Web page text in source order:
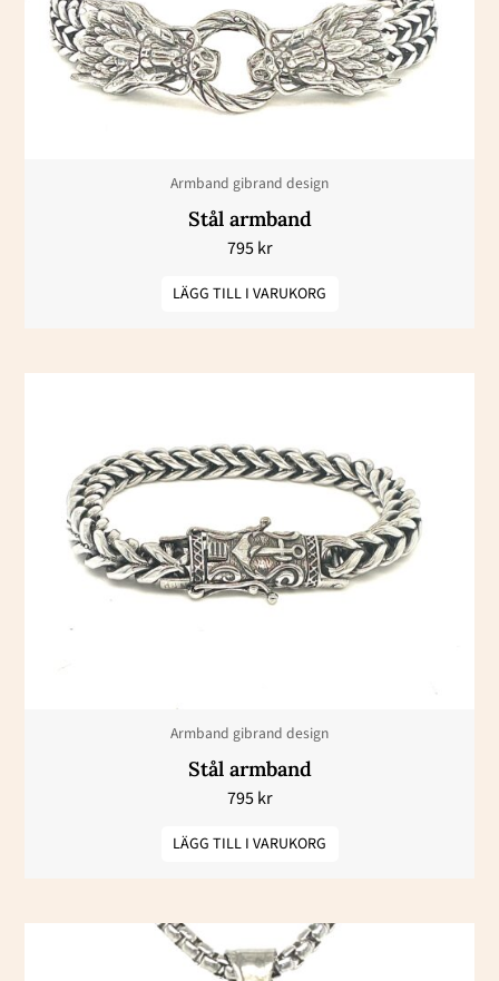
Armband gibrand design
Stål armband
795kr
LÄGG TILL I VARUKORG
Armband gibrand design
Stål armband
795kr
LÄGG TILL I VARUKORG